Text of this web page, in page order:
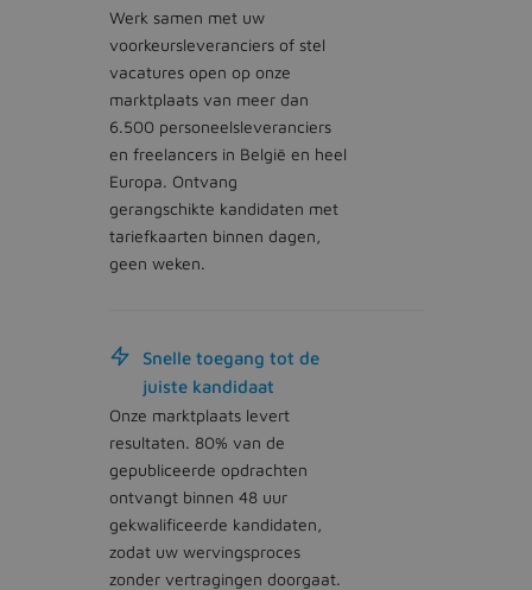
Werk samen met uw
voorkeursleveranciers of stel
vacatures open op onze
marktplaats van meer dan
6.500 personeelsleveranciers
en freelancers in België en heel
Europa. Ontvang
gerangschikte kandidaten met
tariefkaarten binnen dagen,
geen weken.
Snelle toegang tot de
juiste kandidaat
Onze marktplaats levert
resultaten. 80% van de
gepubliceerde opdrachten
ontvangt binnen 48 uur
gekwalificeerde kandidaten,
zodat uw wervingsproces
zonder vertragingen doorgaat.